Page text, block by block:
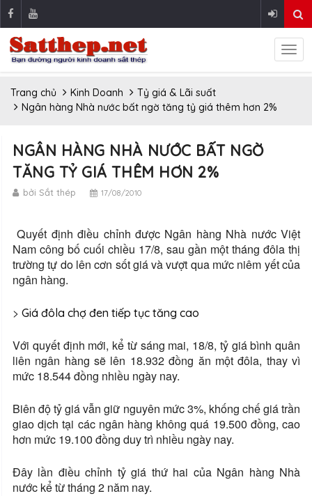
Trang chủ Kinh Doanh
Tỷ giá & Lãi suất
Ngân hàng Nhà nước bất ngờ tăng tỷ giá thêm hơn 2%
NGÂN HÀNG NHÀ NƯỚC BẤT NGỜ
TĂNG TỶ GIÁ THÊM HƠN 2%
bởi Sắt thép 17/08/2010
Quyết định điều chỉnh được Ngân hàng Nhà nước Việt
Nam công bố cuối chiều 17/8, sau gần một tháng đôla thị
trường tự do lên cơn sốt giá và vượt qua mức niêm yết của
ngân hàng.
> Giá đôla chợ đen tiếp tục tăng cao
Với quyết định mới, kể từ sáng mai, 18/8, tỷ giá bình quân
liên ngân hàng sẽ lên 18.932 đồng ăn một đôla, thay vì
mức 18.544 đồng nhiều ngày nay.
Biên độ tỷ giá vẫn giữ nguyên mức 3%, khống chế giá trần
giao dịch tại các ngân hàng không quá 19.500 đồng, cao
hơn mức 19.100 đồng duy trì nhiều ngày nay.
Đây lần điều chỉnh tỷ giá thứ hai của Ngân hàng Nhà
nước kể từ tháng 2 năm nay.